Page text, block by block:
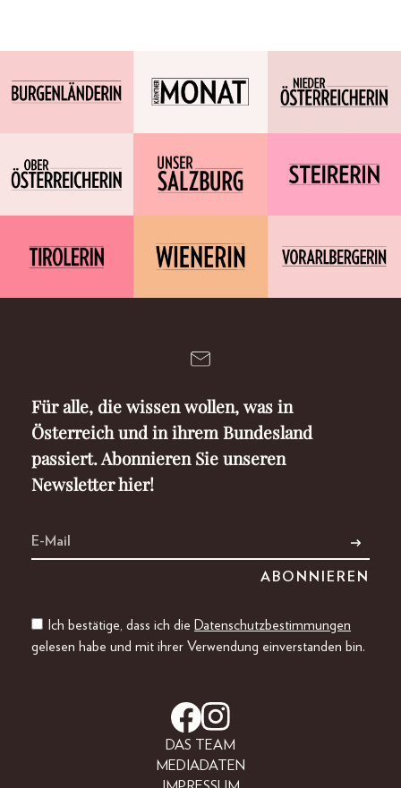
Für alle, die wissen wollen, was in
Österreich und in ihrem Bundesland
passiert. Abonnieren Sie unseren
Newsletter hier!
Ich bestätige, dass ich die Datenschutzbestimmungen
gelesen habe und mit ihrer Verwendung einverstanden bin.
DAS TEAM
MEDIADATEN